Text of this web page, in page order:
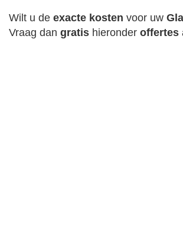
Wilt u de exacte kosten voor uw
Vraag dan gratis hieronder offertes